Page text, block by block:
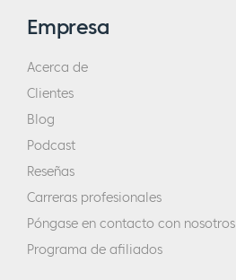
Empresa
Acerca de
Clientes
Blog
Podcast
Reseñas
Carreras profesionales
Póngase en contacto con nosotros
Programa de afiliados